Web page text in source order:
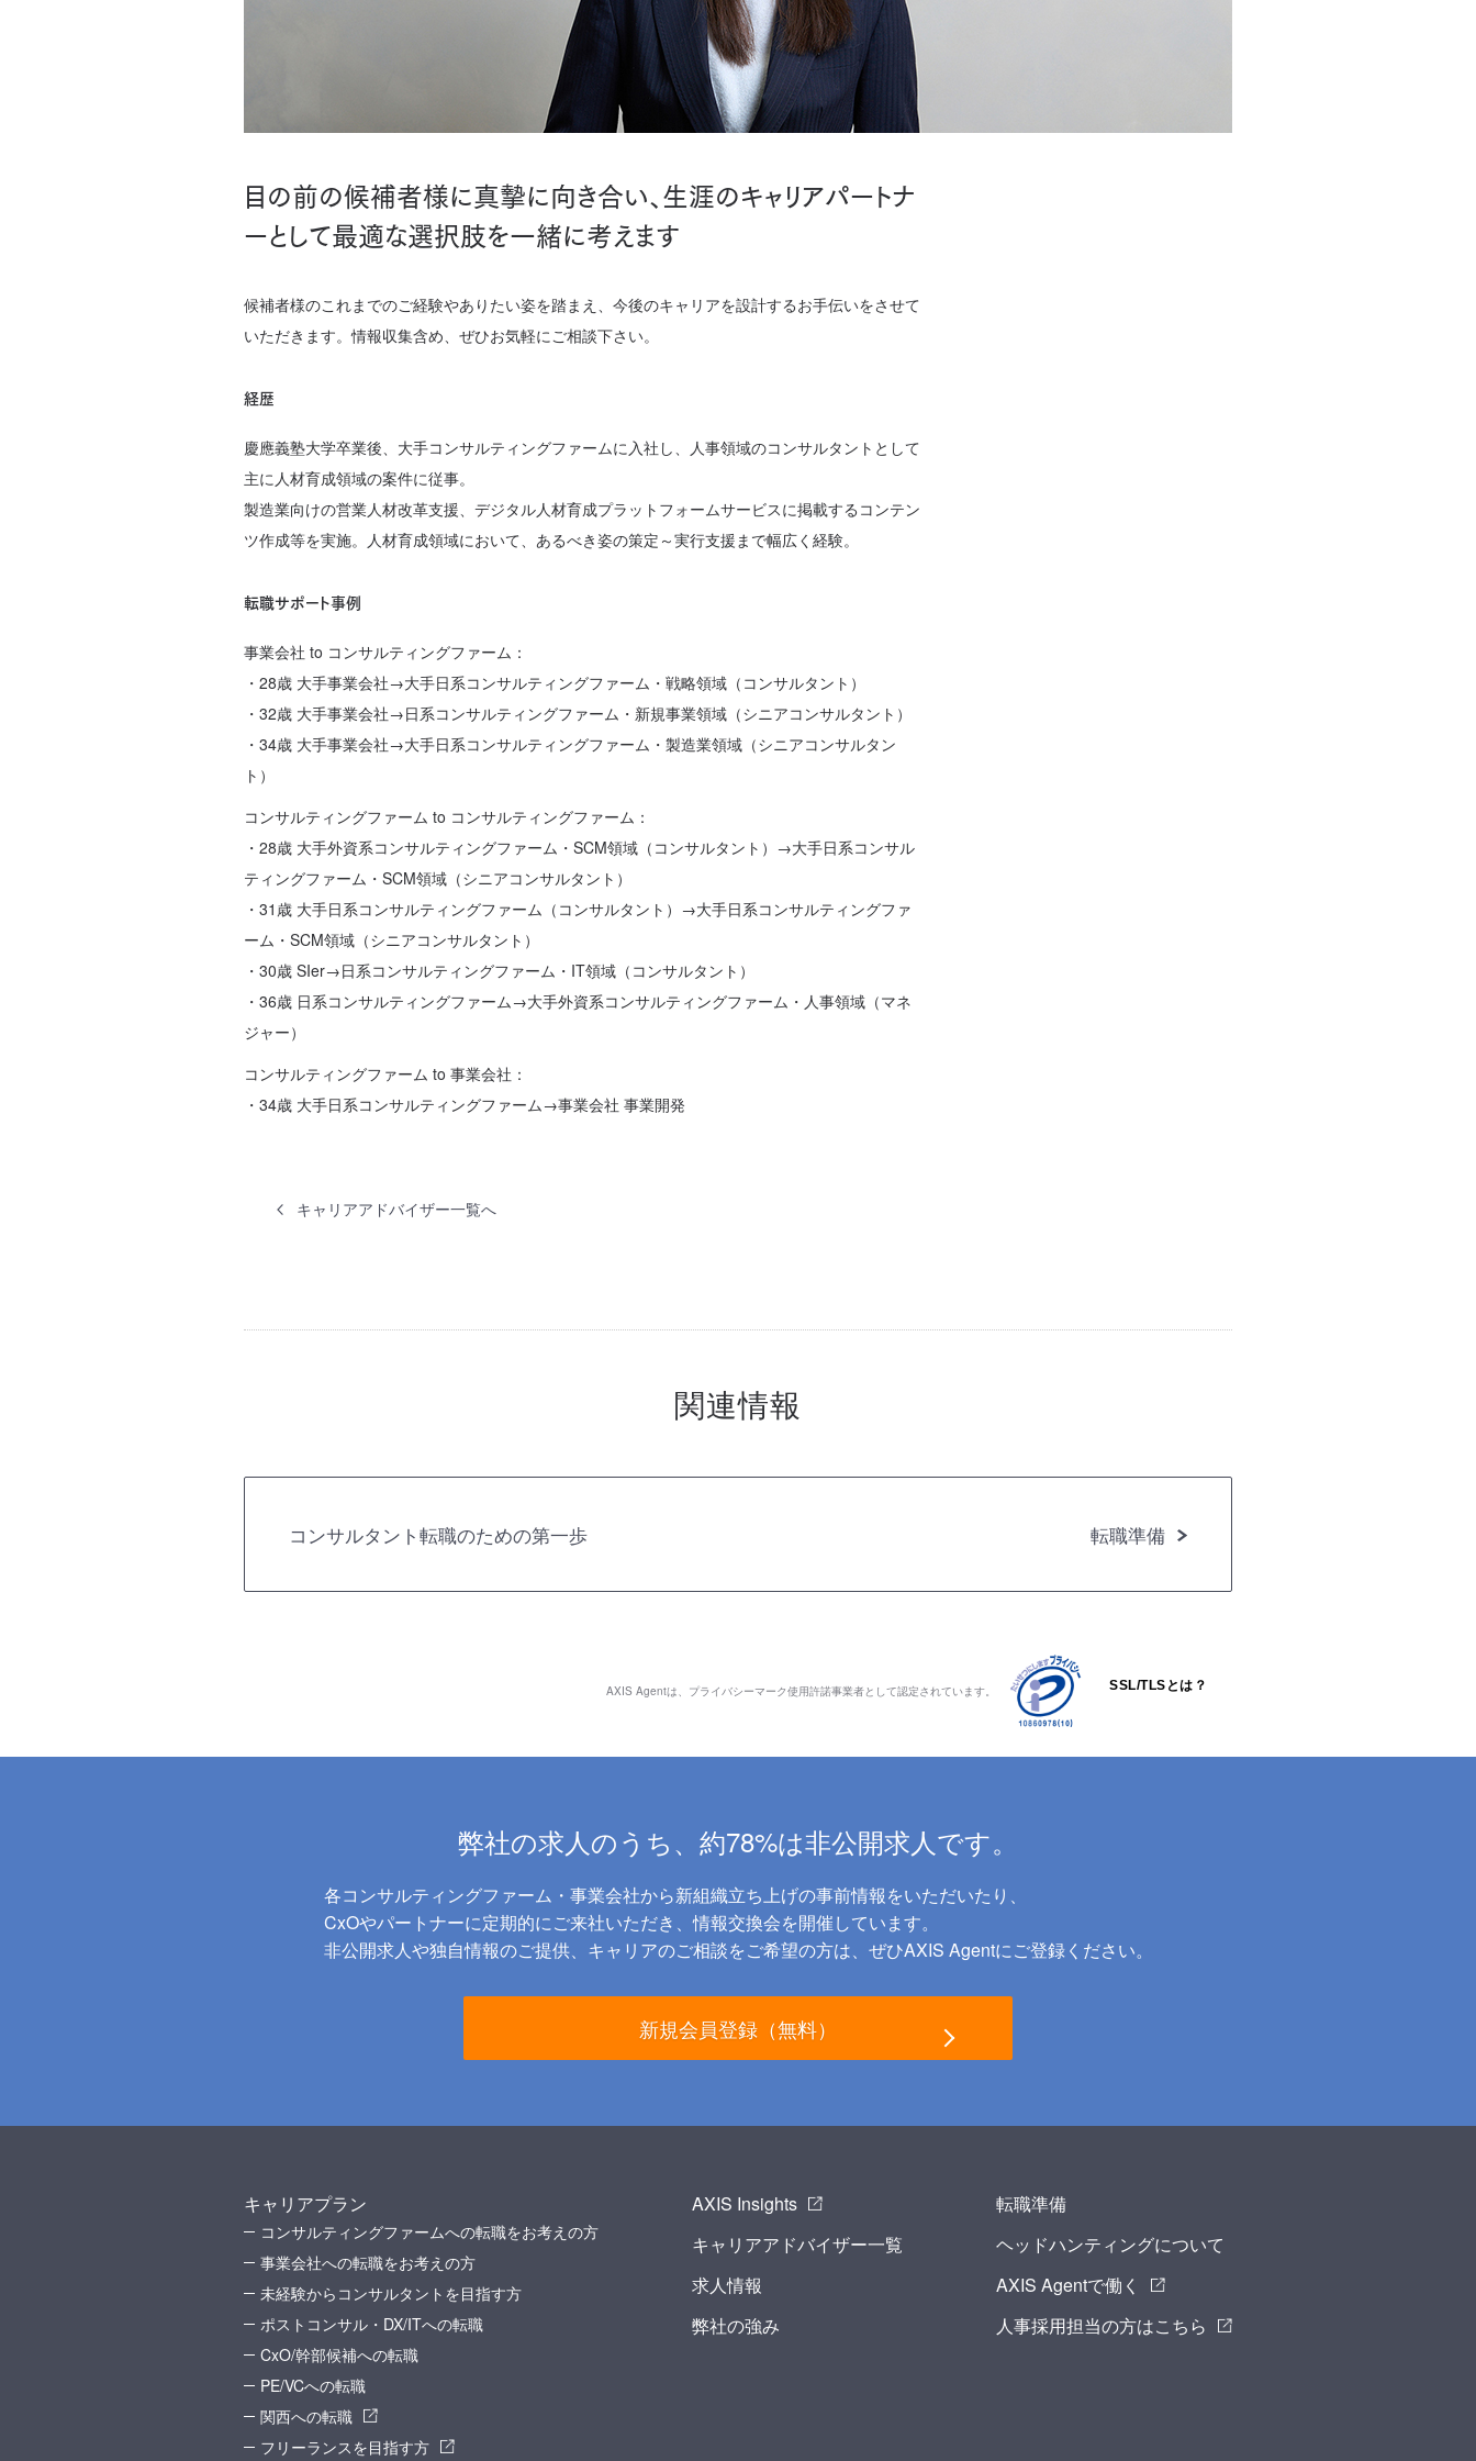
目の前の候補者様に真摯に向き合い、生涯のキャリアパートナ
ーとして最適な選択肢を一緒に考えます
候補者様のこれまでのご経験やありたい姿を踏まえ、今後のキャリアを設計するお手伝いをさせて
いただきます。情報収集含め、ぜひお気軽にご相談下さい。
経歴
慶應義塾大学卒業後、大手コンサルティングファームに入社し、人事領域のコンサルタントとして
主に人材育成領域の案件に従事。
製造業向けの営業人材改革支援、デジタル人材育成プラットフォームサービスに掲載するコンテン
ツ作成等を実施。人材育成領域において、あるべき姿の策定～実行支援まで幅広く経験。
転職サポート事例
事業会社 to コンサルティングファーム：
・28歳 大手事業会社→大手日系コンサルティングファーム・戦略領域（コンサルタント）
・32歳 大手事業会社→日系コンサルティングファーム・新規事業領域（シニアコンサルタント）
・34歳 大手事業会社→大手日系コンサルティングファーム・製造業領域（シニアコンサルタン
ト）
コンサルティングファーム to コンサルティングファーム：
・28歳 大手外資系コンサルティングファーム・SCM領域（コンサルタント）→大手日系コンサル
ティングファーム・SCM領域（シニアコンサルタント）
・31歳 大手日系コンサルティングファーム（コンサルタント）→大手日系コンサルティングファ
ーム・SCM領域（シニアコンサルタント）
・30歳 SIer→日系コンサルティングファーム・IT領域（コンサルタント）
・36歳 日系コンサルティングファーム→大手外資系コンサルティングファーム・人事領域（マネ
ジャー）
コンサルティングファーム to 事業会社：
・34歳 大手日系コンサルティングファーム→事業会社 事業開発
キャリアアドバイザー一覧へ
関連情報
コンサルタント転職のための第一歩 転職準備
AXIS Agentは、 プライバシーマーク使用許諾事業者として認定されています。 SSL/TLSとは？
弊社の求人のうち、約78%は非公開求人です。
各コンサルティングファーム・事業会社から新組織立ち上げの事前情報をいただいたり、
CxOやパートナーに定期的にご来社いただき、情報交換会を開催しています。
非公開求人や独自情報のご提供、キャリアのご相談をご希望の方は、ぜひAXIS Agentにご登録ください。
新規会員登録（無料）
キャリアプラン
コンサルティングファームへの転職をお考えの方
事業会社への転職をお考えの方
未経験からコンサルタントを目指す方
ポストコンサル・DX/ITへの転職
CxO/幹部候補への転職
PE/VCへの転職
関西への転職
フリーランスを目指す方
AXIS Insights
キャリアアドバイザー一覧
求人情報
弊社の強み
転職準備
ヘッドハンティングについて
AXIS Agentで働く
人事採用担当の方はこちら